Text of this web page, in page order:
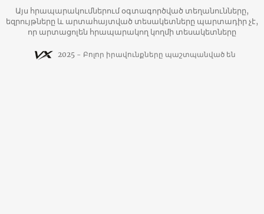
Այս հրապարակումներում օգտագործված տեղանունները,
եզրույթները և արտահայտված տեսակետները պարտադիր չէ,
որ արտացոլեն հրապարակող կողմի տեսակետները
2025 - Բոլոր իրավունքները պաշտպանված են